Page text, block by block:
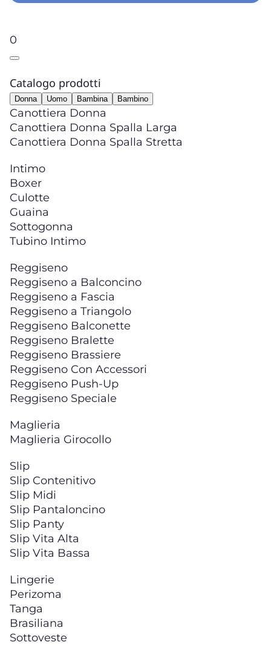
0
Catalogo prodotti
Donna Uomo Bambina Bambino
Canottiera Donna
Canottiera Donna Spalla Larga
Canottiera Donna Spalla Stretta
Intimo
Boxer
Culotte
Guaina
Sottogonna
Tubino Intimo
Reggiseno
Reggiseno a Balconcino
Reggiseno a Fascia
Reggiseno a Triangolo
Reggiseno Balconette
Reggiseno Bralette
Reggiseno Brassiere
Reggiseno Con Accessori
Reggiseno Push-Up
Reggiseno Speciale
Maglieria
Maglieria Girocollo
Slip
Slip Contenitivo
Slip Midi
Slip Pantaloncino
Slip Panty
Slip Vita Alta
Slip Vita Bassa
Lingerie
Perizoma
Tanga
Brasiliana
Sottoveste